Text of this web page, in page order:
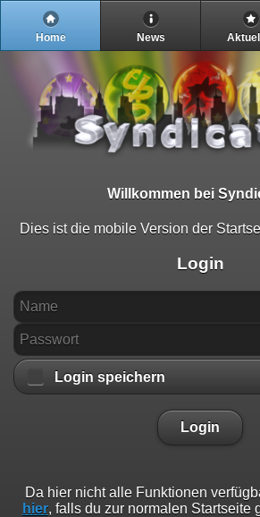
Home News
Willkommen bei
Dies ist die mobile Version der
Login
Login speichern
Login
Da hier nicht alle Funktionen
hier, falls du zur normalen Startseite